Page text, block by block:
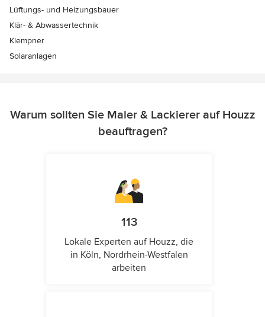
Lüftungs- und Heizungsbauer
Klär- & Abwassertechnik
Klempner
Solaranlagen
Warum sollten Sie Maler & Lackierer auf Houzz
beauftragen?
113
Lokale Experten auf Houzz, die
in Köln, Nordrhein-Westfalen
arbeiten